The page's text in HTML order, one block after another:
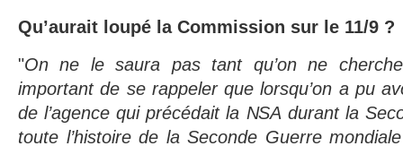
Qu’aurait loupé la Commission sur le 11/9 ?
"On ne le saura pas tant qu’on ne
important de se rappeler que lorsqu’on a pu
de l’agence qui précédait la NSA durant la
toute l’histoire de la Seconde Guerre